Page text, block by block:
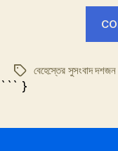
Tagsবেহেস্তের সুসংবাদ দশজন
``` }